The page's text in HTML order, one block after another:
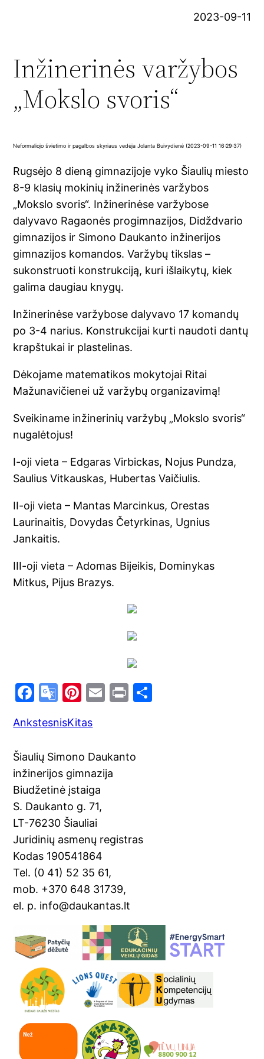
2023-09-11
Inžinerinės varžybos
„Mokslo svoris“
Neformaliojo švietimo ir pagalbos skyriaus vedėja Jolanta Buivydienė (2023-09-11 16:29:37)
Rugsėjo 8 dieną gimnazijoje vyko Šiaulių miesto
8-9 klasių mokinių inžinerinės varžybos
„Mokslo svoris“. Inžinerinėse varžybose
dalyvavo Ragaonės progimnazijos, Didždvario
gimnazijos ir Simono Daukanto inžinerijos
gimnazijos komandos. Varžybų tikslas –
sukonstruoti konstrukciją, kuri išlaikytų, kiek
galima daugiau knygų.
Inžinerinėse varžybose dalyvavo 17 komandų
po 3-4 narius. Konstrukcijai kurti naudoti dantų
krapštukai ir plastelinas.
Dėkojame matematikos mokytojai Ritai
Mažunavičienei už varžybų organizavimą!
Sveikiname inžinerinių varžybų „Mokslo svoris“
nugalėtojus!
I-oji vieta – Edgaras Virbickas, Nojus Pundza,
Saulius Vitkauskas, Hubertas Vaičiulis.
II-oji vieta – Mantas Marcinkus, Orestas
Laurinaitis, Dovydas Četyrkinas, Ugnius
Jankaitis.
III-oji vieta – Adomas Bijeikis, Dominykas
Mitkus, Pijus Brazys.
F
c
e
b
o
o
k
G
o
gl
e
Tr
a
n
sl
at
e
Pi
er
e
st
E
l
Pr
AnkstesnisKitas
Šiaulių Simono Daukanto
inžinerijos gimnazija
Biudžetinė įstaiga
S. Daukanto g. 71,
LT-76230 Šiauliai
Juridinių asmenų registras
Kodas 190541864
Tel. (0 41) 52 35 61,
mob. +370 648 31739,
el. p. info@daukantas.lt